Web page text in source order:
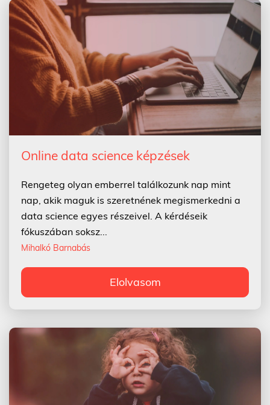
Online data science képzések
Rengeteg olyan emberrel találkozunk nap mint
nap, akik maguk is szeretnének megismerkedni a
data science egyes részeivel. A kérdéseik
fókuszában soksz...
Mihalkó Barnabás
Elolvasom